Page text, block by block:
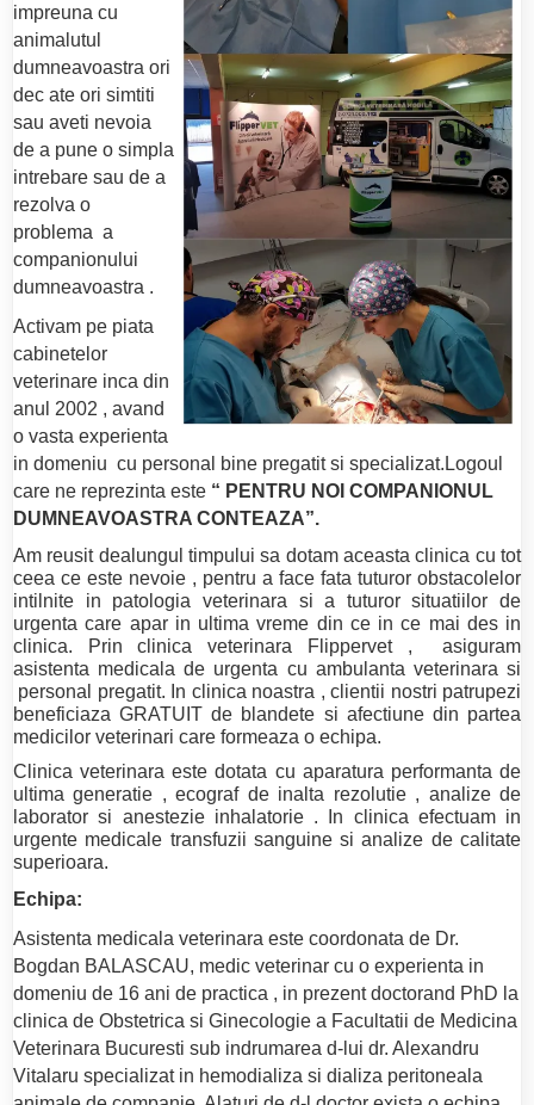
impreuna cu
animalutul
dumneavoastra ori
dec ate ori simtiti
sau aveti nevoia
de a pune o simpla
intrebare sau de a
rezolva o
problema a
companionului
dumneavoastra .
Activam pe piata
cabinetelor
veterinare inca din
anul 2002 , avand
o vasta experienta
in domeniu cu personal bine pregatit si specializat.Logoul
care ne reprezinta este “ PENTRU NOI COMPANIONUL
DUMNEAVOASTRA CONTEAZA”.
Am reusit dealungul timpului sa dotam aceasta clinica cu tot
ceea ce este nevoie , pentru a face fata tuturor obstacolelor
intilnite in patologia veterinara si a tuturor situatiilor de
urgenta care apar in ultima vreme din ce in ce mai des in
clinica. Prin clinica veterinara Flippervet , asiguram
asistenta medicala de urgenta cu ambulanta veterinara si
personal pregatit. In clinica noastra , clientii nostri patrupezi
beneficiaza GRATUIT de blandete si afectiune din partea
medicilor veterinari care formeaza o echipa.
Clinica veterinara este dotata cu aparatura performanta de
ultima generatie , ecograf de inalta rezolutie , analize de
laborator si anestezie inhalatorie . In clinica efectuam in
urgente medicale transfuzii sanguine si analize de calitate
superioara.
Echipa:
Asistenta medicala veterinara este coordonata de Dr.
Bogdan BALASCAU, medic veterinar cu o experienta in
domeniu de 16 ani de practica , in prezent doctorand PhD la
clinica de Obstetrica si Ginecologie a Facultatii de Medicina
Veterinara Bucuresti sub indrumarea d-lui dr. Alexandru
Vitalaru specializat in hemodializa si dializa peritoneala